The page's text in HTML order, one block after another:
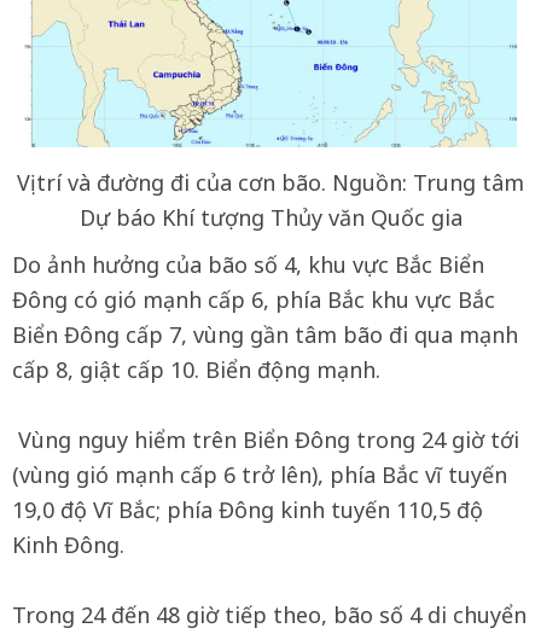
Vị trí và đường đi của cơn bão. Nguồn: Trung tâm
Dự báo Khí tượng Thủy văn Quốc gia
Do ảnh hưởng của bão số 4, khu vực Bắc Biển
Đông có gió mạnh cấp 6, phía Bắc khu vực Bắc
Biển Đông cấp 7, vùng gần tâm bão đi qua mạnh
cấp 8, giật cấp 10. Biển động mạnh.
Vùng nguy hiểm trên Biển Đông trong 24 giờ tới
(vùng gió mạnh cấp 6 trở lên), phía Bắc vĩ tuyến
19,0 độ Vĩ Bắc; phía Đông kinh tuyến 110,5 độ
Kinh Đông.
Trong 24 đến 48 giờ tiếp theo, bão số 4 di chuyển